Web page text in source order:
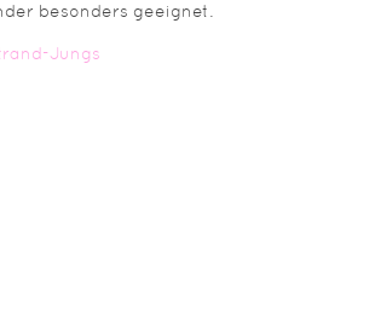
besonders geeignet.